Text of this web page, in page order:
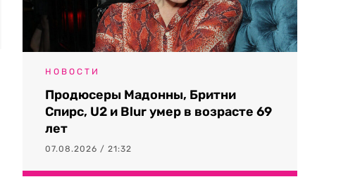
НОВОСТИ
Продюсеры Мадонны, Бритни
Спирс, U2 и Blur умер в возрасте 69
лет
07.08.2026 / 21:32